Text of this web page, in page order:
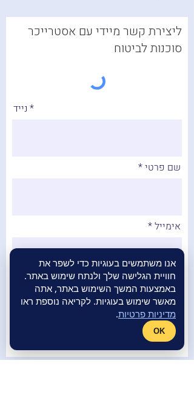
אנו משתמשים בעוגיות כדי לשפר את
חוויית הגלישה שלך ולנתח שימוש באתר.
באמצעות המשך השימוש באתר, אתה
מאשר שימוש בעוגיות. לקריאה נוספת ראו
מדיניות פרטיות.
OK
ליצירת קשר מיידי עם אסטרייכר
סוכנות לביטוח
נייד
שם פרטי
אימייל
שליחה